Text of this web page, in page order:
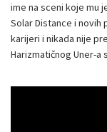
ime na sceni koje mu
Solar Distance i novih
karijeri i nikada nije
Harizmatičnog Uner-a